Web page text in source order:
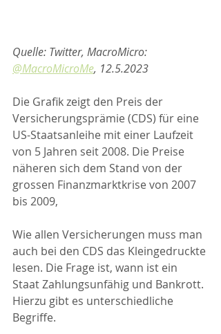
Quelle: Twitter, MacroMicro:
@MacroMicroMe, 12.5.2023
Die Grafik zeigt den Preis der
Versicherungsprämie (CDS) für eine
US-Staatsanleihe mit einer Laufzeit
von 5 Jahren seit 2008. Die Preise
näheren sich dem Stand von der
grossen Finanzmarktkrise von 2007
bis 2009,
Wie allen Versicherungen muss man
auch bei den CDS das Kleingedruckte
lesen. Die Frage ist, wann ist ein
Staat Zahlungsunfähig und Bankrott.
Hierzu gibt es unterschiedliche
Begriffe.